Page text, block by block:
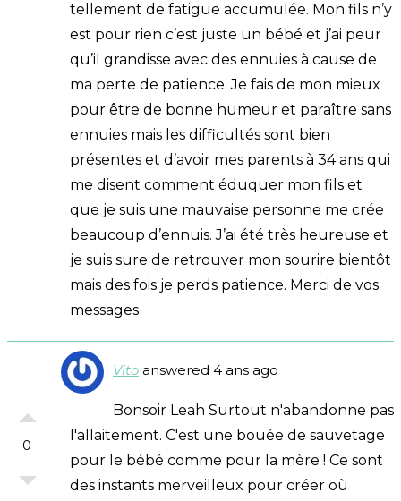
tellement de fatigue accumulée. Mon fils n’y
est pour rien c’est juste un bébé et j’ai peur
qu’il grandisse avec des ennuies à cause de
ma perte de patience. Je fais de mon mieux
pour être de bonne humeur et paraître sans
ennuies mais les difficultés sont bien
présentes et d’avoir mes parents à 34 ans qui
me disent comment éduquer mon fils et
que je suis une mauvaise personne me crée
beaucoup d’ennuis. J’ai été très heureuse et
je suis sure de retrouver mon sourire bientôt
mais des fois je perds patience. Merci de vos
messages
0
Vito answered 4 ans ago
Bonsoir Leah Surtout n'abandonne pas
l'allaitement. C'est une bouée de sauvetage
pour le bébé comme pour la mère ! Ce sont
des instants merveilleux pour créer où